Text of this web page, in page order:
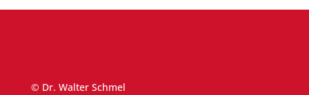
© Dr. Walter Schmel